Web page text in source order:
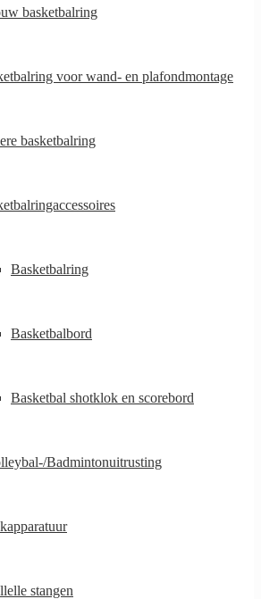
basketbalring
voor wand- en plafondmontage
basketbalring
Basketbalring
Basketbalbord
Basketbal shotklok en scorebord
Badmintonuitrusting
stangen